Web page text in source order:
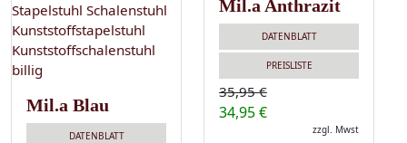
Mil.a Blau
DATENBLATT
Mil.a Anthrazit
DATENBLATT
PREISLISTE
35,95 €
34,95 €
zzgl. Mwst